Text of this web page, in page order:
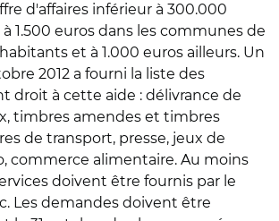
d'affaires inférieur à 300.000
1.500 euros dans les communes de
et à 1.000 euros ailleurs. Un
2012 a fourni la liste des
droit à cette aide : délivrance de
timbres amendes et timbres
de transport, presse, jeux de
commerce alimentaire. Au moins
doivent être fournis par le
Les demandes doivent être